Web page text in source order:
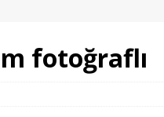
fotoğraflı